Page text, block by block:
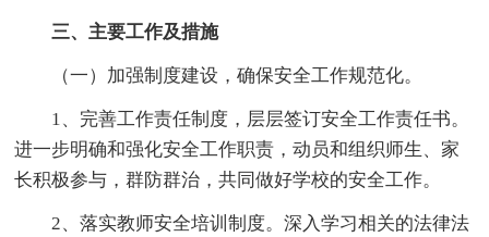
三、主要工作及措施
（一）加强制度建设，确保安全工作规范化。
1、完善工作责任制度，层层签订安全工作责任书。
进一步明确和强化安全工作职责，动员和组织师生、家
长积极参与，群防群治，共同做好学校的安全工作。
2、落实教师安全培训制度。深入学习相关的法律法